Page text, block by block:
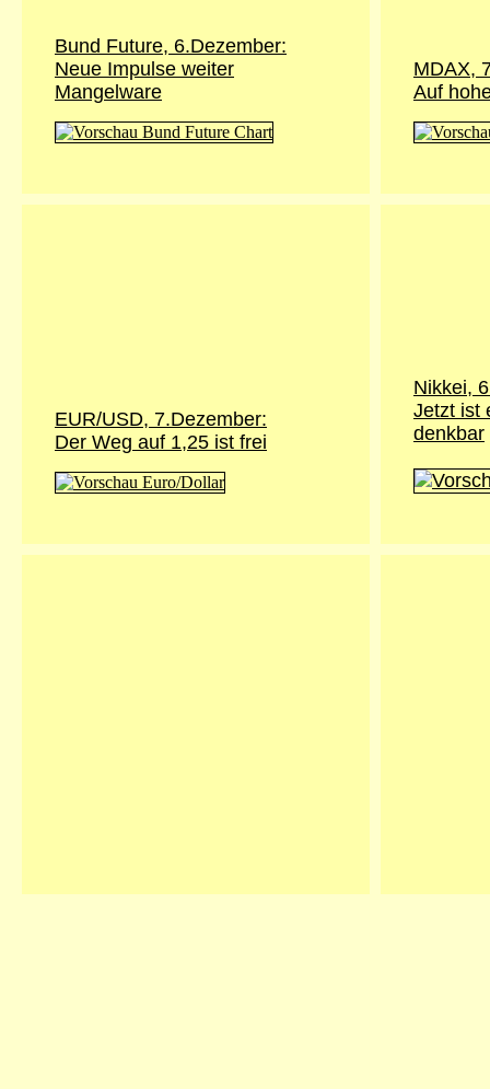
Bund Future, 6.Dezember:
Neue Impulse weiter
Mangelware
MDAX,
Auf
EUR/USD, 7.Dezember:
Der Weg auf 1,25 ist frei
Nikkei,
Jetzt ist
denkbar